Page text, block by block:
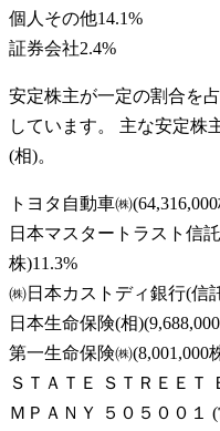
個人その他14.1%
証券会社2.4%
安定株主が一定の割合を
しています。 主な安定株
(相)。
トヨタ自動車㈱(
日本マスタートラスト信
株)11.3%
㈱日本カストディ銀行(信
日本生命保険(相)(
第一生命保険㈱(8,001,000
ＳＴＡＴＥ ＳＴＲＥＥ
ＭＰＡＮＹ ５０５００１